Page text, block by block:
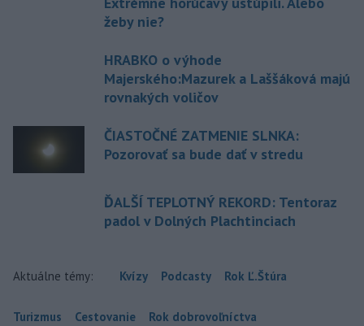
žeby nie?
HRABKO o výhode
Majerského:Mazurek a Laššáková majú
rovnakých voličov
ČIASTOČNÉ ZATMENIE SLNKA:
Pozorovať sa bude dať v stredu
ĎALŠÍ TEPLOTNÝ REKORD: Tentoraz
padol v Dolných Plachtinciach
Aktuálne témy: Kvízy Podcasty Rok Ľ.Štúra
Turizmus Cestovanie Rok dobrovoľníctva